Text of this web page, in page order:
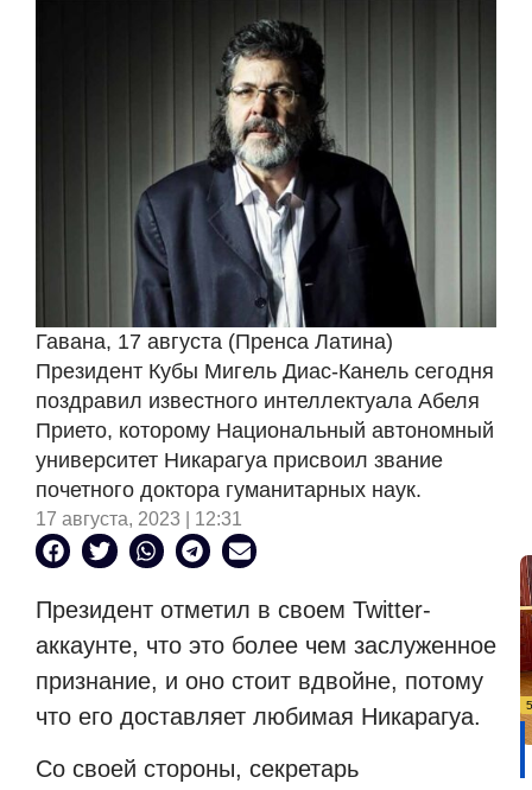
Гавана, 17 августа (Пренса Латина)
Президент Кубы Мигель Диас-Канель сегодня
поздравил известного интеллектуала Абеля
Прието, которому Национальный автономный
университет Никарагуа присвоил звание
почетного доктора гуманитарных наук.
17 августа, 2023 | 12:31
Президент отметил в своем Twitter-
аккаунте, что это более чем заслуженное
признание, и оно стоит вдвойне, потому
что его доставляет любимая Никарагуа.
Со своей стороны, секретарь